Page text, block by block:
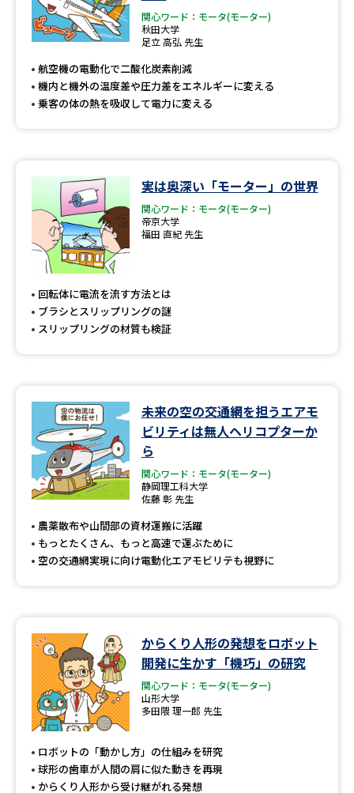
受験準備
志望校・出願校を調べる
先輩が入学を決めた理由 テレメール全国一斉進学調査
新生活お役立ちガイド
学問発見
学問の教科書 夢ナビライブ
ユーザーサポート
Ｑ＆Ａ よくあるご質問 大学進学IDについて
資料の料金の
受付内容・発送状況の確認
特定商取引表記
テレメール進学カタログ
訂正のご案内
関心ワード：モータ(モーター)
秋田大学
足立 高弘 先生
航空機の電動化で二酸化炭素削減
機内と機外の温度差や圧力差をエネルギーに変える
乗客の体の熱を吸収して電力に変える
実は奥深い「モーター」の世界
関心ワード：モータ(モーター)
帝京大学
福田 直紀 先生
回転体に電流を流す方法とは
ブラシとスリップリングの謎
スリップリングの材質も検証
未来の空の交通網を担うエアモ
ビリティは無人ヘリコプターか
ら
関心ワード：モータ(モーター)
静岡理工科大学
佐藤 彰 先生
農薬散布や山間部の資材運搬に活躍
もっとたくさん、もっと高速で運ぶために
空の交通網実現に向け電動化エアモビリテも視野に
からくり人形の発想をロボット
開発に生かす「機巧」の研究
関心ワード：モータ(モーター)
山形大学
多田隈 理一郎 先生
ロボットの「動かし方」の仕組みを研究
球形の歯車が人間の肩に似た動きを再現
からくり人形から受け継がれる発想